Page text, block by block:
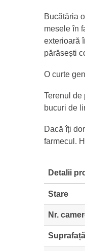
Bucătăria
mesele în
exterioară
părăsești
O curte
Terenul de
bucuri de
Dacă îți
farmecul.
Detalii
Stare
Nr.